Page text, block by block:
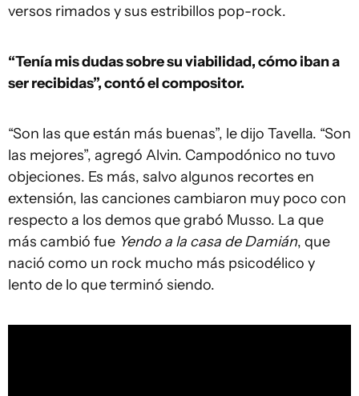
versos rimados y sus estribillos pop-rock.
“Tenía mis dudas sobre su viabilidad, cómo iban a
ser recibidas”, contó el compositor.
“Son las que están más buenas”, le dijo Tavella. “Son
las mejores”, agregó Alvin. Campodónico no tuvo
objeciones. Es más, salvo algunos recortes en
extensión, las canciones cambiaron muy poco con
respecto a los demos que grabó Musso. La que
más cambió fue Yendo a la casa de Damián, que
nació como un rock mucho más psicodélico y
lento de lo que terminó siendo.